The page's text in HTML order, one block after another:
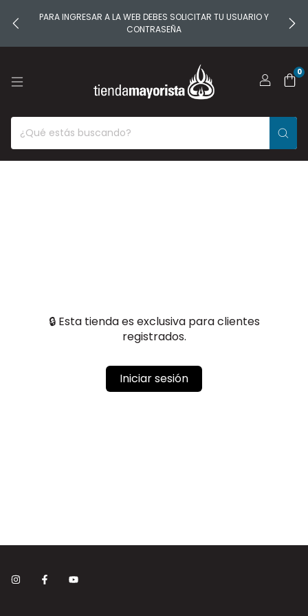
PARA INGRESAR A LA WEB DEBES SOLICITAR TU USUARIO Y
CONTRASEÑA
0
🔒 Esta tienda es exclusiva para clientes
registrados.
Iniciar sesión